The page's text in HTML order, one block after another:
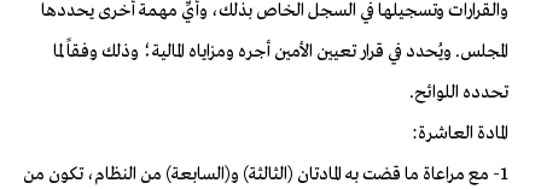
والقرارات وتسجيلها في السجل الخاص بذلك، وأيِّ مهمة أخرى يحددها
المجلس. ويُحدد في قرار تعيين الأمين أجره ومزاياه المالية؛ وذلك وفقاً لما
تحدده اللوائح.
المادة العاشرة:
1- مع مراعاة ما قضت به المادتان (الثالثة) و(السابعة) من النظام، تكون من